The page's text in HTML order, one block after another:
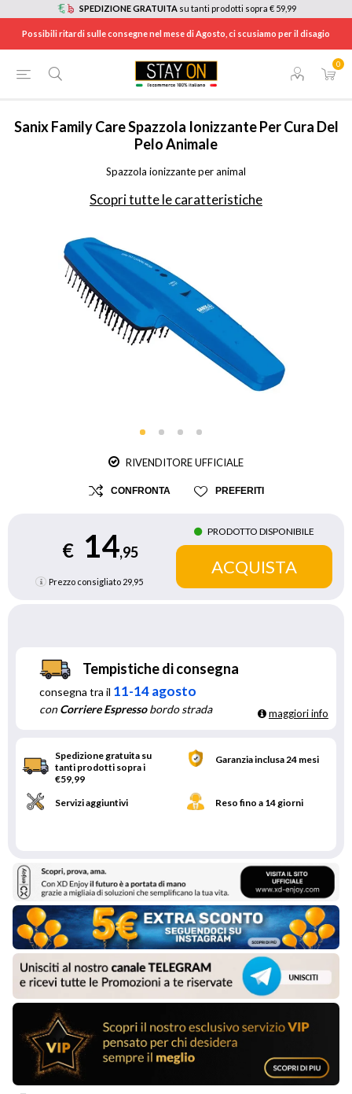
SPEDIZIONE GRATUITA su tanti prodotti sopra € 59,99
Possibili ritardi sulle consegne nel mese di Agosto, ci scusiamo per il disagio
0
PET SHOP ACCESSORI PER ANIMALI / IGIENE E PULIZIA ANIMALI
Sanix Family CareSpazzola Ionizzante Per Cura Del
Pelo Animale
Spazzola ionizzante per animal
Scopri tutte le caratteristiche
RIVENDITORE UFFICIALE
CONFRONTA PREFERITI
€ 14,95
Prezzo consigliato 29,95
PRODOTTO DISPONIBILE
Tempistiche di consegna
consegna tra il 11-14 agosto
conCorriere Espressobordo strada maggiori info
Spedizione gratuita su
tanti prodotti sopra i
€59,99
Garanzia inclusa 24 mesi
Servizi aggiuntivi Reso fino a 14 giorni